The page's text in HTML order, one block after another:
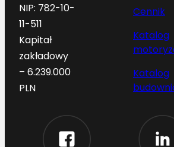
NIP: 782-10-
11-511
Kapitał
zakładowy
– 6.239.000
PLN
Cennik
Katalog
Katalog